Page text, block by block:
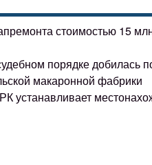
стоимостью 15
порядке добилась
макаронной фабрики
устанавливает